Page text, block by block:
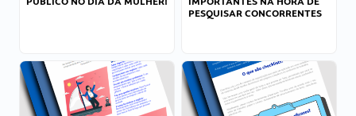
PESQUISAR CONCORRENTES